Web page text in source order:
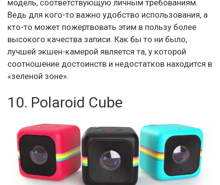
модель, соответствующую личным требованиям.
Ведь для кого-то важно удобство использования, а
кто-то может пожертвовать этим в пользу более
высокого качества записи. Как бы то ни было,
лучшей экшен-камерой является та, у которой
соотношение достоинств и недостатков находится в
«зеленой зоне».
10. Polaroid Cube